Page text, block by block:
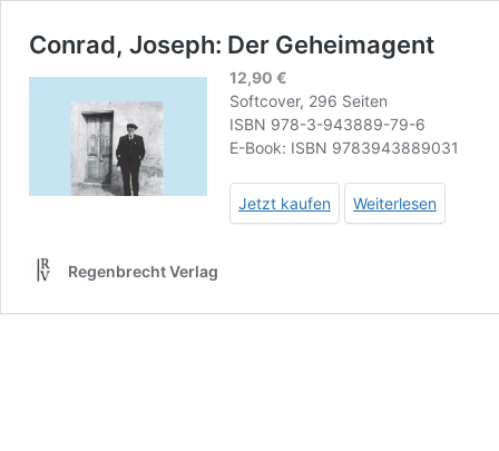
Conrad, Joseph: Der Geheimagent
12,90 €
Softcover, 296 Seiten
ISBN 978-3-943889-79-6
E-Book: ISBN 9783943889031
Jetzt kaufen Weiterlesen
Regenbrecht Verlag